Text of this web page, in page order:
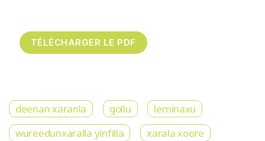
deenan xaranla gollu
leminaxu
wureedunxaralla yinfilla
xarala xoore